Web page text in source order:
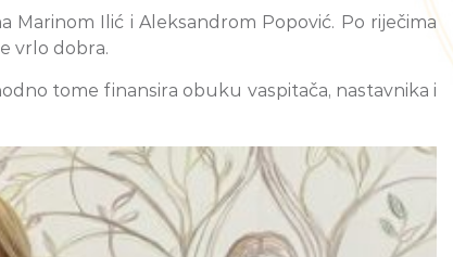
Ilić i Aleksandrom Popović. Po riječima
vrlo dobra.
tome finansira obuku vaspitača, nastavnika i